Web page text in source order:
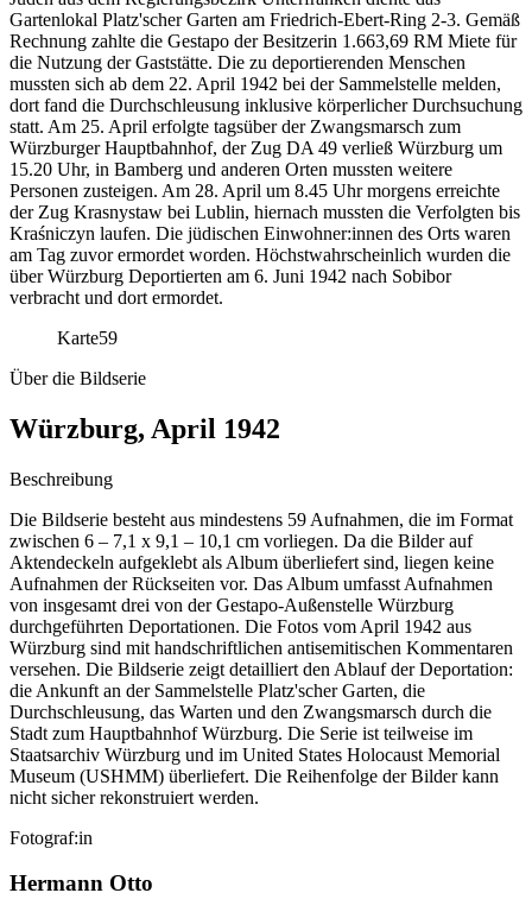
Gartenlokal Platz'scher Garten am Friedrich-Ebert-Ring 2-3. Gemäß
Rechnung zahlte die Gestapo der Besitzerin 1.663,69 RM Miete für
die Nutzung der Gaststätte. Die zu deportierenden Menschen
mussten sich ab dem 22. April 1942 bei der Sammelstelle melden,
dort fand die Durchschleusung inklusive körperlicher Durchsuchung
statt. Am 25. April erfolgte tagsüber der Zwangsmarsch zum
Würzburger Hauptbahnhof, der Zug DA 49 verließ Würzburg um
15.20 Uhr, in Bamberg und anderen Orten mussten weitere
Personen zusteigen. Am 28. April um 8.45 Uhr morgens erreichte
der Zug Krasnystaw bei Lublin, hiernach mussten die Verfolgten bis
Kraśniczyn laufen. Die jüdischen Einwohner:innen des Orts waren
am Tag zuvor ermordet worden. Höchstwahrscheinlich wurden die
über Würzburg Deportierten am 6. Juni 1942 nach Sobibor
verbracht und dort ermordet.
Karte59
Über die Bildserie
Würzburg, April 1942
Beschreibung
Die Bildserie besteht aus mindestens 59 Aufnahmen, die im Format
zwischen 6 – 7,1 x 9,1 – 10,1 cm vorliegen. Da die Bilder auf
Aktendeckeln aufgeklebt als Album überliefert sind, liegen keine
Aufnahmen der Rückseiten vor. Das Album umfasst Aufnahmen
von insgesamt drei von der Gestapo-Außenstelle Würzburg
durchgeführten Deportationen. Die Fotos vom April 1942 aus
Würzburg sind mit handschriftlichen antisemitischen Kommentaren
versehen. Die Bildserie zeigt detailliert den Ablauf der Deportation:
die Ankunft an der Sammelstelle Platz'scher Garten, die
Durchschleusung, das Warten und den Zwangsmarsch durch die
Stadt zum Hauptbahnhof Würzburg. Die Serie ist teilweise im
Staatsarchiv Würzburg und im United States Holocaust Memorial
Museum (USHMM) überliefert. Die Reihenfolge der Bilder kann
nicht sicher rekonstruiert werden.
Fotograf:in
Hermann Otto